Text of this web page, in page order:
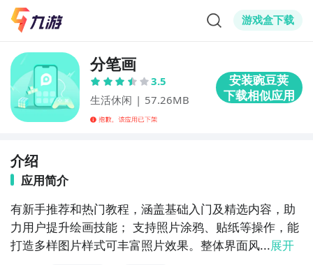
游戏盒下载
分笔画
3.5
生活休闲 | 57.26MB
介绍
应用简介
有新手推荐和热门教程，涵盖基础入门及精选内容，助
力用户提升绘画技能； 支持照片涂鸦、贴纸等操作，能
打造多样图片样式可丰富照片效果。整体界面风...展开